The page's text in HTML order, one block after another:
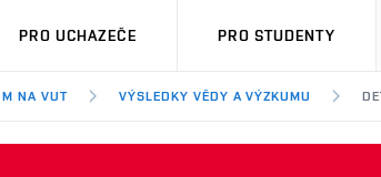
PRO UCHAZEČE PRO STUDENTY
NA VUT VÝSLEDKY VĚDY A VÝZKUMU